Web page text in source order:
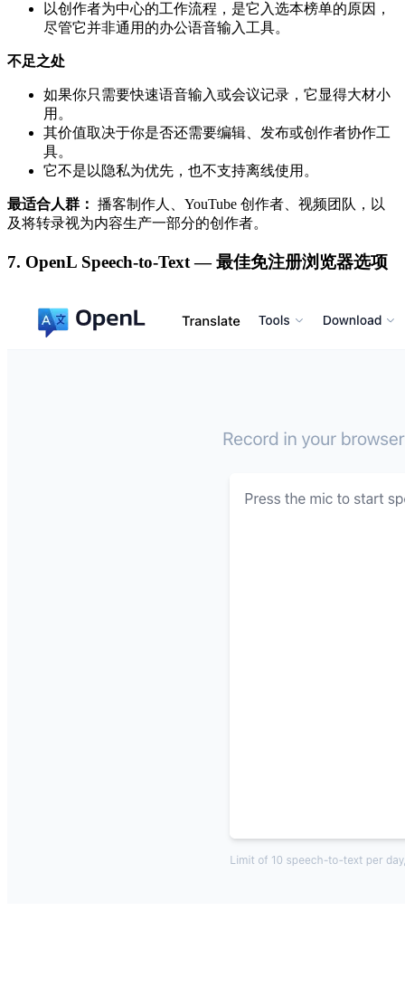
以创作者为中心的工作流程，是它入选本榜单的原因，
尽管它并非通用的办公语音输入工具。
不足之处
如果你只需要快速语音输入或会议记录，它显得大材小
用。
其价值取决于你是否还需要编辑、发布或创作者协作工
具。
它不是以隐私为优先，也不支持离线使用。
最适合人群： 播客制作人、YouTube 创作者、视频团队，以
及将转录视为内容生产一部分的创作者。
7. OpenL Speech-to-Text — 最佳免注册浏览器选项